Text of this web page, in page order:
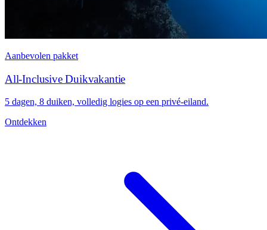
Aanbevolen pakket
All-Inclusive Duikvakantie
5 dagen, 8 duiken, volledig logies op een privé-eiland.
Ontdekken